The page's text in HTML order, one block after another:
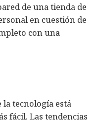
de una tienda de
en cuestión de
con una
tecnología está
fácil. Las tendencias